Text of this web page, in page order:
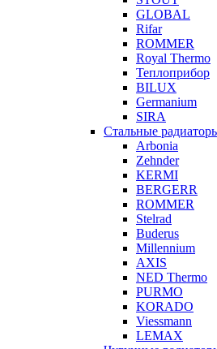
GLOBAL
Rifar
ROMMER
Royal Thermo
Теплоприбор
BILUX
Germanium
SIRA
Стальные
Arbonia
Zehnder
KERMI
BERGERR
ROMMER
Stelrad
Buderus
Millennium
AXIS
NED Thermo
PURMO
KORADO
Viessmann
LEMAX